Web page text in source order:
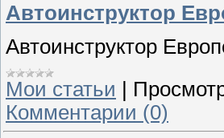
Автоинструктор
Автоинструктор
Мои статьи
Комментарии (0)